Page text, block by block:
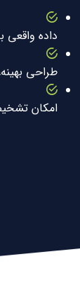
داده
طراحی
امکان